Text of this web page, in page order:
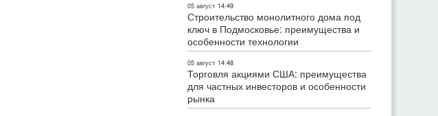
05 август 14:49
Строительство монолитного дома под
ключ в Подмосковье: преимущества и
особенности технологии
05 август 14:48
Торговля акциями США: преимущества
для частных инвесторов и особенности
рынка